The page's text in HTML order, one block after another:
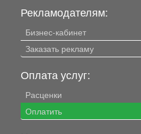
Рекламодателям:
Бизнес-кабинет
Заказать рекламу
Оплата услуг:
Расценки
Оплатить